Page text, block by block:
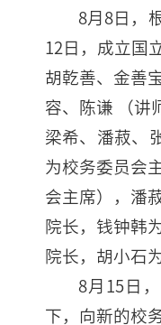
8月8日，
12日，成立国
胡乾善、金善
容、陈谦 （讲
梁希、潘菽、
为校务委员会
会主席），潘
院长，钱钟韩
院长，胡小石
8月15日
下，向新的校